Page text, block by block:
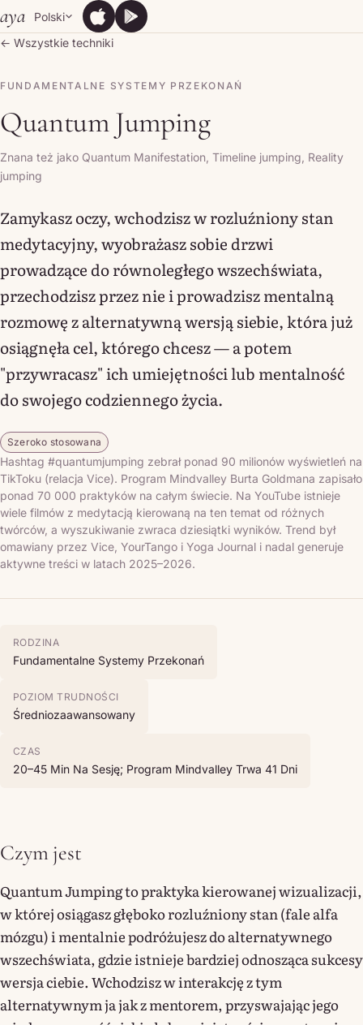
Skip to content
aya Polski App Store
App StoreGoogle Play
Google Play
← Wszystkie techniki
FUNDAMENTALNE SYSTEMY PRZEKONAŃ
Quantum Jumping
Znana też jako Quantum Manifestation, Timeline jumping, Reality
jumping
Zamykasz oczy, wchodzisz w rozluźniony stan
medytacyjny, wyobrażasz sobie drzwi
prowadzące do równoległego wszechświata,
przechodzisz przez nie i prowadzisz mentalną
rozmowę z alternatywną wersją siebie, która już
osiągnęła cel, którego chcesz — a potem
"przywracasz" ich umiejętności lub mentalność
do swojego codziennego życia.
Szeroko stosowana
Hashtag #quantumjumping zebrał ponad 90 milionów wyświetleń na
TikToku (relacja Vice). Program Mindvalley Burta Goldmana zapisało
ponad 70 000 praktyków na całym świecie. Na YouTube istnieje
wiele filmów z medytacją kierowaną na ten temat od różnych
twórców, a wyszukiwanie zwraca dziesiątki wyników. Trend był
omawiany przez Vice, YourTango i Yoga Journal i nadal generuje
aktywne treści w latach 2025–2026.
RODZINA
Fundamentalne Systemy Przekonań
POZIOM TRUDNOŚCI
Średniozaawansowany
CZAS
20–45 Min Na Sesję; Program Mindvalley Trwa 41 Dni
Czym jest
Quantum Jumping to praktyka kierowanej wizualizacji,
w której osiągasz głęboko rozluźniony stan (fale alfa
mózgu) i mentalnie podróżujesz do alternatywnego
wszechświata, gdzie istnieje bardziej odnosząca sukcesy
wersja ciebie. Wchodzisz w interakcję z tym
alternatywnym ja jak z mentorem, przyswajając jego